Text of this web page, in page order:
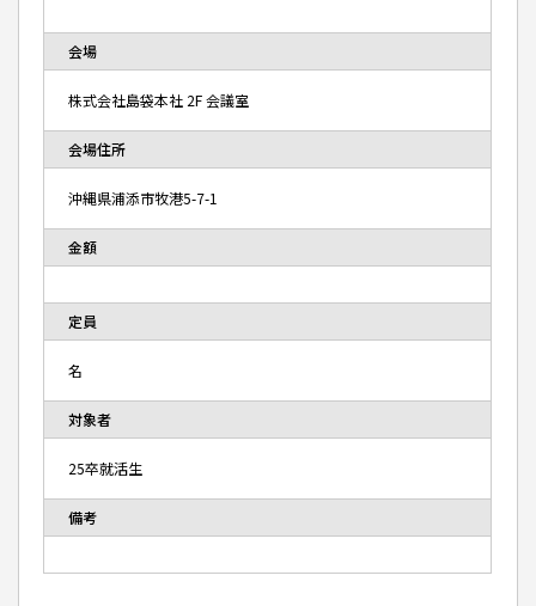
会場
株式会社島袋本社 2F 会議室
会場住所
沖縄県浦添市牧港5-7-1
金額
定員
名
対象者
25卒就活生
備考